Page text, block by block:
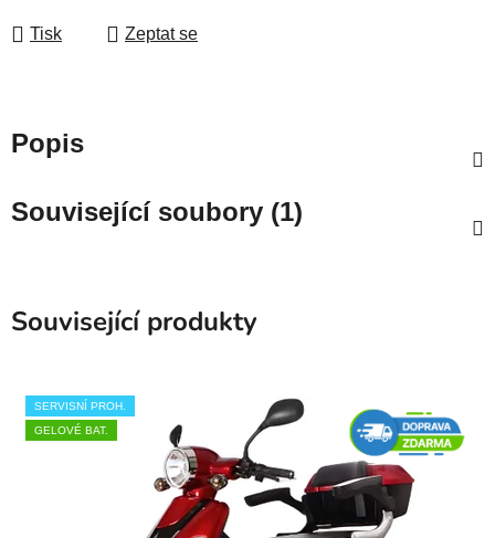
Tisk Zeptat se
Popis
Související soubory (1)
Související produkty
SERVISNÍ PROH.
GELOVÉ BAT.